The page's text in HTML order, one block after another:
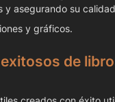
y asegurando su
y gráficos.
de